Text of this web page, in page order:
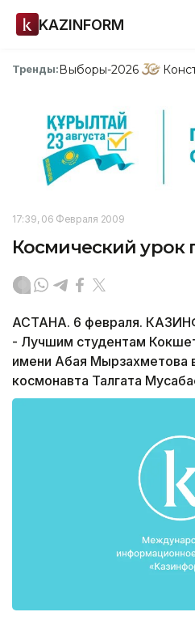
KAZINFORM
Тренды:Выборы-2026
17:39, 06 Февраля 2009
Космический урок
АСТАНА. 6 февраля.
- Лучшим студентам
имени Абая Мырзахметова
космонавта Талгата